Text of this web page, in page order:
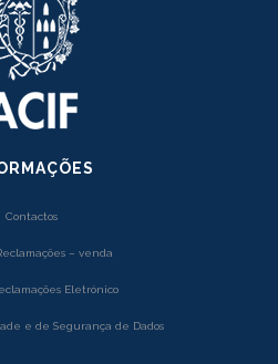
Contactos
– venda
Eletrónico
e de Segurança de Dados